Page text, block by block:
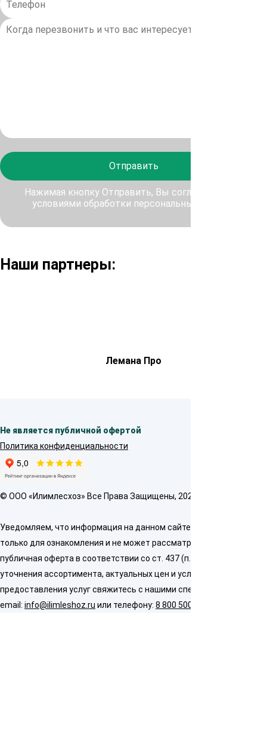
Отправить
Нажимая кнопку Отправить, Вы соглашаетесь с
условиями обработки персональных данных
Наши партнеры:
Лемана Про
Не является публичной офертой
Политика конфиденциальности
© OOO «Илимлесхоз» Все Права Защищены, 2026
Уведомляем, что информация на данном сайте предназначена
только для ознакомления и не может рассматриваться как
публичная оферта в соответствии со ст. 437 (п. 2) ГК РФ. Для
уточнения ассортимента, актуальных цен и условий
предоставления услуг свяжитесь с нашими специалистами по
email: info@ilimleshoz.ru или телефону: 8 800 500 5437